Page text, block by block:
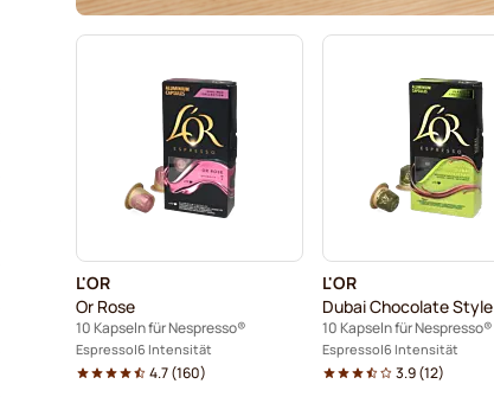
L'OR
Or Rose
10 Kapseln für Nespresso®
Espresso 6 Intensität
4.7(160)
L'OR
Dubai Chocolate Style
10 Kapseln für Nespresso®
Espresso 6 Intensität
3.9(12)